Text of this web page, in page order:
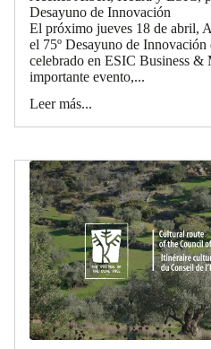
Desayuno de Innovación
El próximo jueves 18 de abril,
el 75º Desayuno de Innovación
celebrado en ESIC Business &
importante evento,...
Leer más...